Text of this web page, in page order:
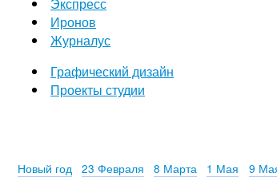
Иронов
Журналус
Графический дизайн
Проекты студии
Новый год 23 Февраля 8 Марта 1 Мая 9